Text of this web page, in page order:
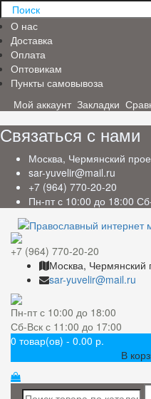
О нас
Доставка
Оплата
Оптовикам
Пункты самовывоза
Мой аккаунт Закладки
Связаться с нами
Москва, Чермянский
sar-yuvelir@mail.ru
+7 (964) 770-20-20
Пн-пт с 10:00 до 18:00
+7 (964) 770-20-20
Москва, Чермянский
sar-yuvelir@mail.ru
Пн-пт с 10:00 до 18:00
Сб-Вск с 11:00 до 17:00
0 товар(ов) - 0.00 р.
В